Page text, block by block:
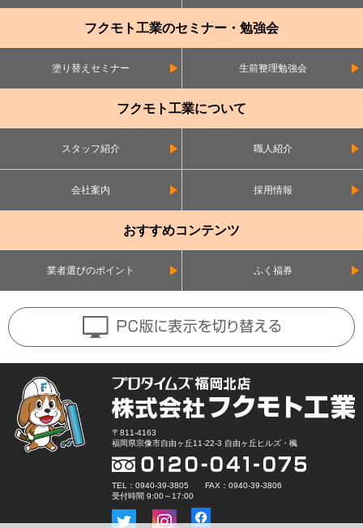
フクモト工業のセミナー・勉強会
塗り替えセミナー 生前整理勉強会
フクモト工業について
スタッフ紹介 職人紹介
会社案内 採用情報
おすすめコンテンツ
業者選びのポイント ふく福券
〒811-4163
福岡県宗像市自由ヶ丘11-22-3 自由ヶ丘ヒルズ・楓
TEL：0940-39-3805 FAX：0940-39-3806
受付時間 9:00～17:00